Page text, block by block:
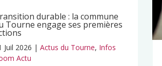
durable : la commune
Tourne engage ses premières
Juil 2026 | Actus du Tourne, Infos
Actu